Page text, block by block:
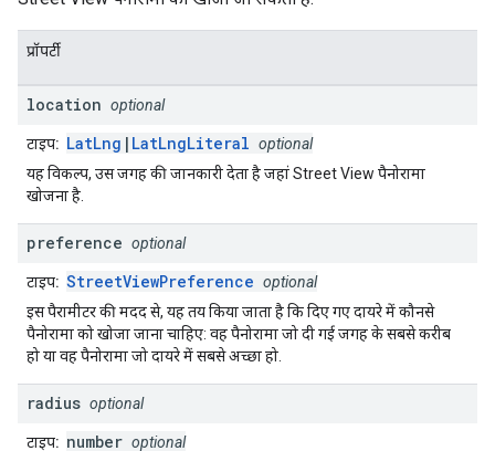
प्रॉपर्टी
location optional
टाइप: LatLng | LatLngLiteral optional
यह विकल्प, उस जगह की जानकारी देता है जहां Street View पैनोरामा
खोजना है.
preference optional
टाइप: StreetViewPreference optional
इस पैरामीटर की मदद से, यह तय किया जाता है कि दिए गए दायरे में कौनसे
पैनोरामा को खोजा जाना चाहिए: वह पैनोरामा जो दी गई जगह के सबसे करीब
हो या वह पैनोरामा जो दायरे में सबसे अच्छा हो.
radius optional
टाइप: number optional